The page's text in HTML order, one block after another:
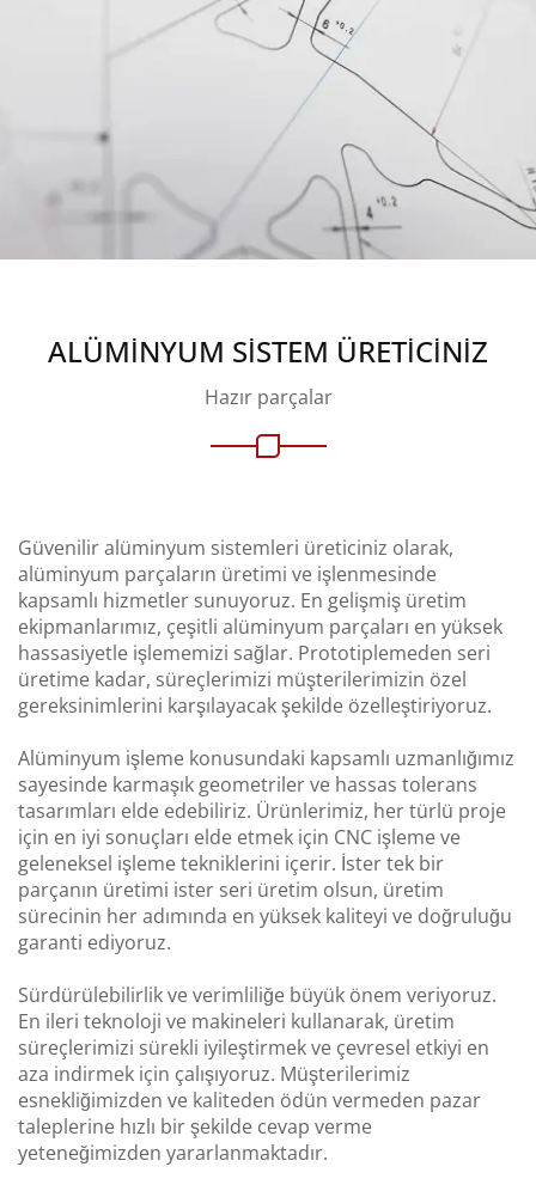
ALÜMINYUM SISTEM ÜRETICINIZ
Hazır parçalar
Güvenilir alüminyum sistemleri üreticiniz olarak,
alüminyum parçaların üretimi ve işlenmesinde
kapsamlı hizmetler sunuyoruz. En gelişmiş üretim
ekipmanlarımız, çeşitli alüminyum parçaları en yüksek
hassasiyetle işlememizi sağlar. Prototiplemeden seri
üretime kadar, süreçlerimizi müşterilerimizin özel
gereksinimlerini karşılayacak şekilde özelleştiriyoruz.
Alüminyum işleme konusundaki kapsamlı uzmanlığımız
sayesinde karmaşık geometriler ve hassas tolerans
tasarımları elde edebiliriz. Ürünlerimiz, her türlü proje
için en iyi sonuçları elde etmek için CNC işleme ve
geleneksel işleme tekniklerini içerir. İster tek bir
parçanın üretimi ister seri üretim olsun, üretim
sürecinin her adımında en yüksek kaliteyi ve doğruluğu
garanti ediyoruz.
Sürdürülebilirlik ve verimliliğe büyük önem veriyoruz.
En ileri teknoloji ve makineleri kullanarak, üretim
süreçlerimizi sürekli iyileştirmek ve çevresel etkiyi en
aza indirmek için çalışıyoruz. Müşterilerimiz
esnekliğimizden ve kaliteden ödün vermeden pazar
taleplerine hızlı bir şekilde cevap verme
yeteneğimizden yararlanmaktadır.